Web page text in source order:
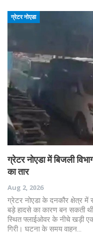
ग्रेटर नोएडा
ग्रेटर नोएडा में बिजली
का तार
Aug 2, 2026
ग्रेटर नोएडा के दनकौर क्षेत्र में
बड़े हादसे का कारण बन सकती
स्थित फ्लाईओवर के नीचे खड़ी
गिरी। घटना के समय वाहन…